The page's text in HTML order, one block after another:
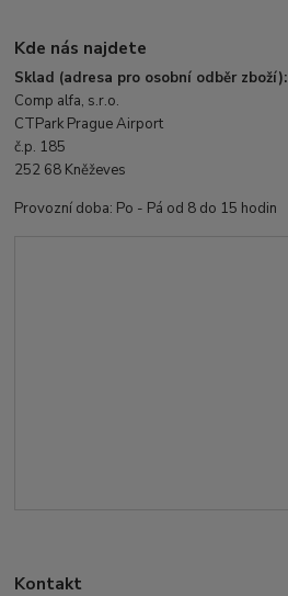
Kde nás najdete
Sklad (adresa pro osobní odběr zboží):
Comp alfa, s.r.o.
CTPark Prague Airport
č.p. 185
252 68 Kněževes
Provozní doba: Po - Pá od 8 do 15 hodin
Kontakt